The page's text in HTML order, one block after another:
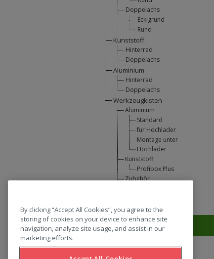
Doppelachs
Eckigrund
Rund
Kunststoff
Hinterrad
Doppelachs
Aluminium
Hinterrad
Doppelachs
Werkzeugkisten
Aluminium
Standard
für Hochlader
Montage unter
Hochlader
Kunststoff
Profibox Plus
Zubehör
T: 0031 (0) 346 33 33 00
By clicking “Accept All Cookies”, you agree to the
storing of cookies on your device to enhance site
navigation, analyze site usage, and assist in our
marketing efforts.